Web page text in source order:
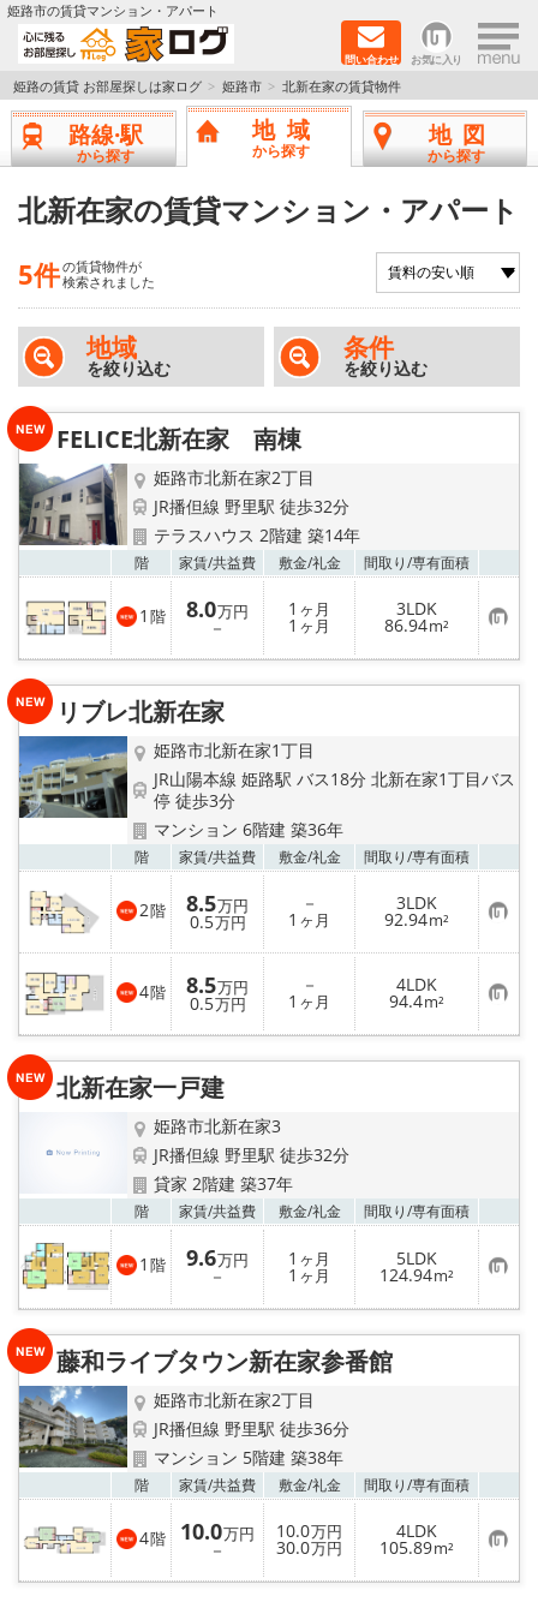
姫路市の賃貸マンション・アパート
問い合わせ お気に入り ×
TOPページ
新築物件
ペットOK物件
戸建物件
保証人不要物件
初期費用リーズナブル物件
都市ガス物件
路線·駅から探す
地域から探す
地図から探す
スタッフ
店舗情報·アクセス
会社概要
メールでお問い合わせ
姫路の賃貸 お部屋探しは家ログ 姫路市 北新在家の賃貸物件
路線·駅
から探す
地域
から探す
地図
から探す
北新在家の賃貸マンション・アパート
5件の賃貸物件が
検索されました
地域
を絞り込む
条件
を絞り込む
FELICE北新在家 南棟
姫路市北新在家2丁目
JR播但線 野里駅 徒歩32分
テラスハウス 2階建 築14年
階 家賃/共益費 敷金/礼金 間取り/専有面積
1 階 8.0万円
－
1 ヶ月
1 ヶ月
3LDK
86.94m² お
気
に
り
リブレ北新在家
姫路市北新在家1丁目
JR山陽本線 姫路駅 バス18分 北新在家1丁目バス
停 徒歩3分
マンション 6階建 築36年
階 家賃/共益費 敷金/礼金 間取り/専有面積
2階 8.5万円
0.5万円
－
1 ヶ月
3LDK
92.94m² お
気
に
入
り
登
録
4階 8.5万円
0.5万円
－
1 ヶ月
4LDK
94.4m² お
気
に
り
北新在家一戸建
姫路市北新在家3
JR播但線 野里駅 徒歩32分
貸家 2階建 築37年
階 家賃/共益費 敷金/礼金 間取り/専有面積
1 階 9.6万円
－
1 ヶ月
1 ヶ月
5LDK
124.94m² お
気
に
り
藤和ライブタウン新在家参番館
姫路市北新在家2丁目
JR播但線 野里駅 徒歩36分
マンション 5階建 築38年
階 家賃/共益費 敷金/礼金 間取り/専有面積
4階 10.0万円
－
10.0万円
30.0万円
4LDK
105.89m² お
気
に